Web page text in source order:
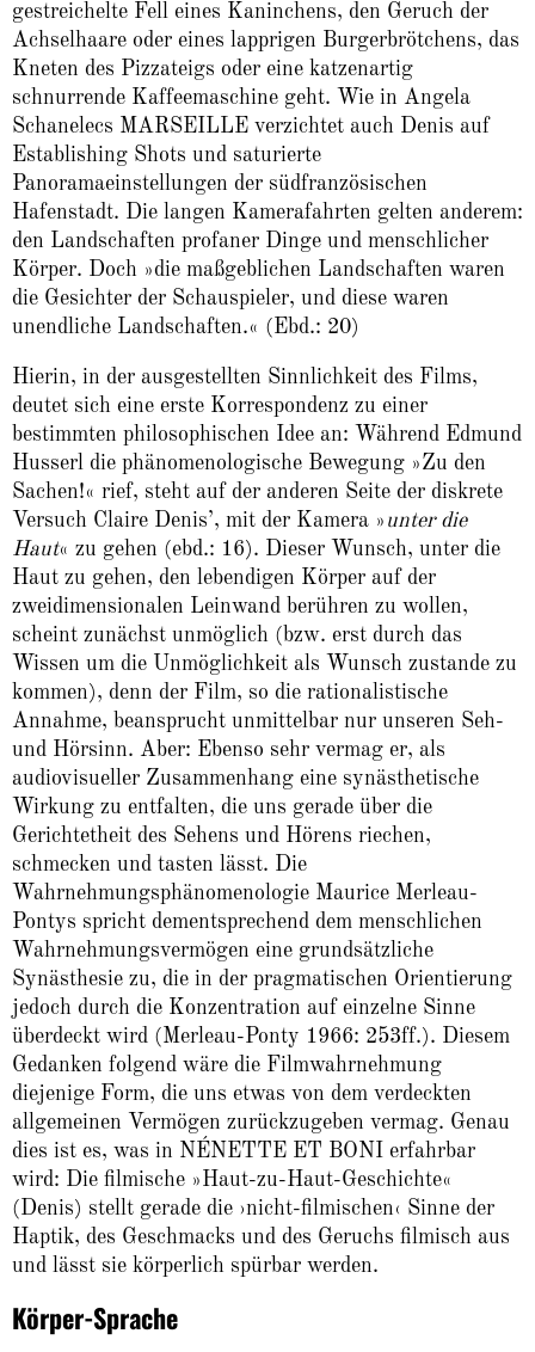
gestreichelte Fell eines Kaninchens, den Geruch der
Achselhaare oder eines lapprigen Burgerbrötchens, das
Kneten des Pizzateigs oder eine katzenartig
schnurrende Kaffeemaschine geht. Wie in Angela
Schanelecs MARSEILLE verzichtet auch Denis auf
Establishing Shots und saturierte
Panoramaeinstellungen der südfranzösischen
Hafenstadt. Die langen Kamerafahrten gelten anderem:
den Landschaften profaner Dinge und menschlicher
Körper. Doch »die maßgeblichen Landschaften waren
die Gesichter der Schauspieler, und diese waren
unendliche Landschaften.« (Ebd.: 20)
Hierin, in der ausgestellten Sinnlichkeit des Films,
deutet sich eine erste Korrespondenz zu einer
bestimmten philosophischen Idee an: Während Edmund
Husserl die phänomenologische Bewegung »Zu den
Sachen!« rief, steht auf der anderen Seite der diskrete
Versuch Claire Denis’, mit der Kamera » unter die
Haut« zu gehen (ebd.: 16). Dieser Wunsch, unter die
Haut zu gehen, den lebendigen Körper auf der
zweidimensionalen Leinwand berühren zu wollen,
scheint zunächst unmöglich (bzw. erst durch das
Wissen um die Unmöglichkeit als Wunsch zustande zu
kommen), denn der Film, so die rationalistische
Annahme, beansprucht unmittelbar nur unseren Seh-
und Hörsinn. Aber: Ebenso sehr vermag er, als
audiovisueller Zusammenhang eine synästhetische
Wirkung zu entfalten, die uns gerade über die
Gerichtetheit des Sehens und Hörens riechen,
schmecken und tasten lässt. Die
Wahrnehmungsphänomenologie Maurice Merleau-
Pontys spricht dementsprechend dem menschlichen
Wahrnehmungsvermögen eine grundsätzliche
Synästhesie zu, die in der pragmatischen Orientierung
jedoch durch die Konzentration auf einzelne Sinne
überdeckt wird (Merleau-Ponty 1966: 253ff.). Diesem
Gedanken folgend wäre die Filmwahrnehmung
diejenige Form, die uns etwas von dem verdeckten
allgemeinen Vermögen zurückzugeben vermag. Genau
dies ist es, was in NÉNETTE ET BONI erfahrbar
wird: Die filmische »Haut-zu-Haut-Geschichte«
(Denis) stellt gerade die ›nicht-filmischen‹ Sinne der
Haptik, des Geschmacks und des Geruchs filmisch aus
und lässt sie körperlich spürbar werden.
Körper-Sprache